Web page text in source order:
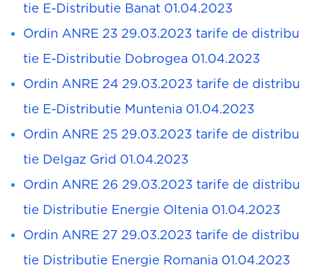
tie E-Distributie Banat 01.04.2023
Ordin ANRE 23 29.03.2023 tarife de distribu
tie E-Distributie Dobrogea 01.04.2023
Ordin ANRE 24 29.03.2023 tarife de distribu
tie E-Distributie Muntenia 01.04.2023
Ordin ANRE 25 29.03.2023 tarife de distribu
tie Delgaz Grid 01.04.2023
Ordin ANRE 26 29.03.2023 tarife de distribu
tie Distributie Energie Oltenia 01.04.2023
Ordin ANRE 27 29.03.2023 tarife de distribu
tie Distributie Energie Romania 01.04.2023